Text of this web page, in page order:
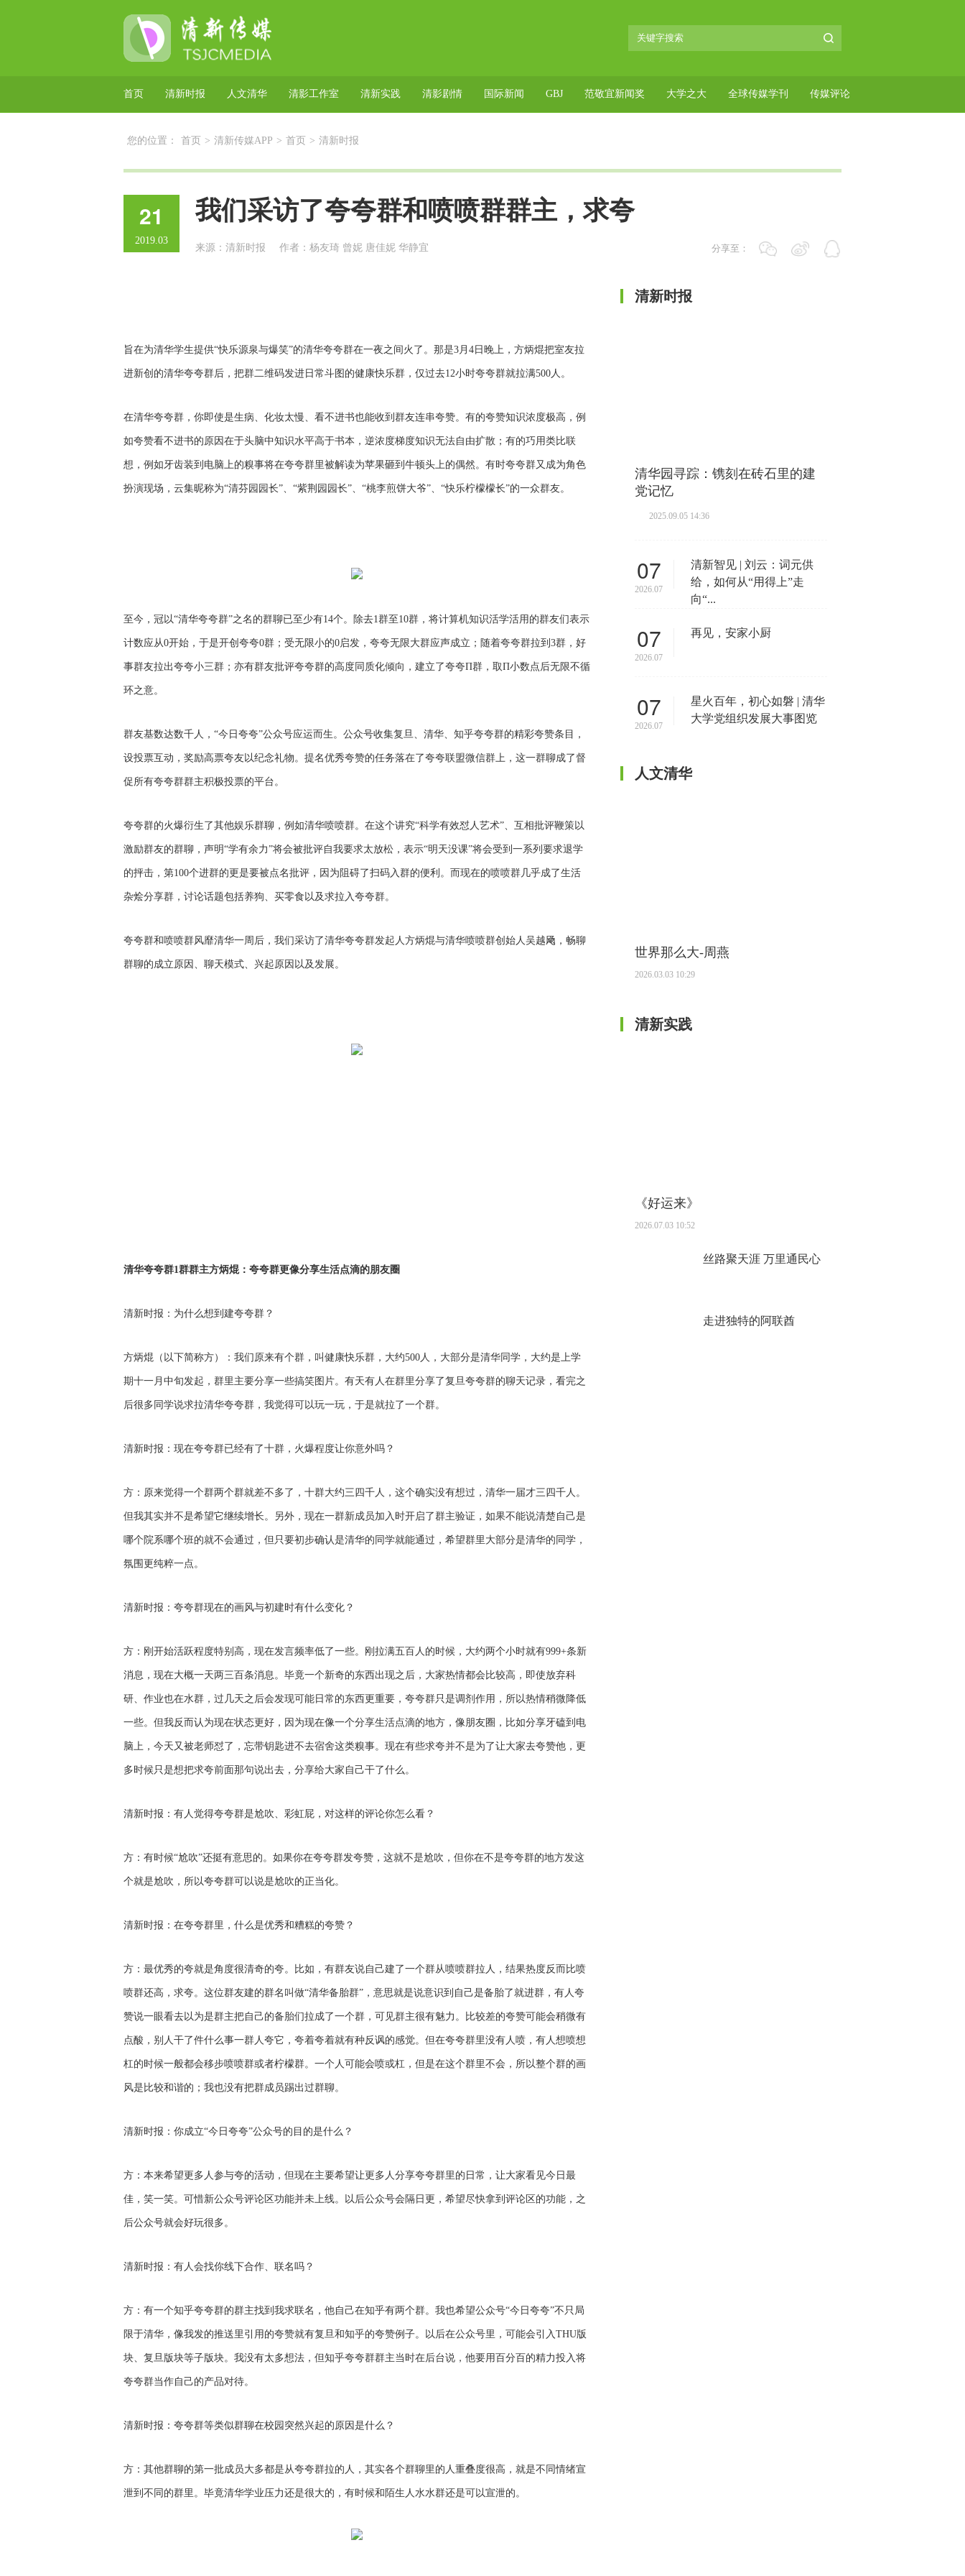
首页 清新时报 人文清华 清影工作室 清新实践 清影剧情 国际新闻 GBJ 范敬宜新闻奖 大学之大 全球传媒学刊 传媒评论
您的位置： 首页 > 清新传媒APP > 首页 > 清新时报
21
2019.03
我们采访了夸夸群和喷喷群群主，求夸
来源：清新时报 作者：杨友琦 曾妮 唐佳妮 华静宜 分享至：
旨在为清华学生提供“快乐源泉与爆笑”的清华夸夸群在一夜之间火了。那是3月4日晚上，方炳焜把室友拉
进新创的清华夸夸群后，把群二维码发进日常斗图的健康快乐群，仅过去12小时夸夸群就拉满500人。
在清华夸夸群，你即使是生病、化妆太慢、看不进书也能收到群友连串夸赞。有的夸赞知识浓度极高，例
如夸赞看不进书的原因在于头脑中知识水平高于书本，逆浓度梯度知识无法自由扩散；有的巧用类比联
想，例如牙齿装到电脑上的糗事将在夸夸群里被解读为苹果砸到牛顿头上的偶然。有时夸夸群又成为角色
扮演现场，云集昵称为“清芬园园长”、“紫荆园园长”、“桃李煎饼大爷”、“快乐柠檬檬长”的一众群友。
至今，冠以“清华夸夸群”之名的群聊已至少有14个。除去1群至10群，将计算机知识活学活用的群友们表示
计数应从0开始，于是开创夸夸0群；受无限小的0启发，夸夸无限大群应声成立；随着夸夸群拉到3群，好
事群友拉出夸夸小三群；亦有群友批评夸夸群的高度同质化倾向，建立了夸夸Π群，取Π小数点后无限不循
环之意。
群友基数达数千人，“今日夸夸”公众号应运而生。公众号收集复旦、清华、知乎夸夸群的精彩夸赞条目，
设投票互动，奖励高票夸友以纪念礼物。提名优秀夸赞的任务落在了夸夸联盟微信群上，这一群聊成了督
促所有夸夸群群主积极投票的平台。
夸夸群的火爆衍生了其他娱乐群聊，例如清华喷喷群。在这个讲究“科学有效怼人艺术”、互相批评鞭策以
激励群友的群聊，声明“学有余力”将会被批评自我要求太放松，表示“明天没课”将会受到一系列要求退学
的抨击，第100个进群的更是要被点名批评，因为阻碍了扫码入群的便利。而现在的喷喷群几乎成了生活
杂烩分享群，讨论话题包括养狗、买零食以及求拉入夸夸群。
夸夸群和喷喷群风靡清华一周后，我们采访了清华夸夸群发起人方炳焜与清华喷喷群创始人吴越飏，畅聊
群聊的成立原因、聊天模式、兴起原因以及发展。
清华夸夸群1群群主方炳焜：夸夸群更像分享生活点滴的朋友圈
清新时报：为什么想到建夸夸群？
方炳焜（以下简称方）：我们原来有个群，叫健康快乐群，大约500人，大部分是清华同学，大约是上学
期十一月中旬发起，群里主要分享一些搞笑图片。有天有人在群里分享了复旦夸夸群的聊天记录，看完之
后很多同学说求拉清华夸夸群，我觉得可以玩一玩，于是就拉了一个群。
清新时报：现在夸夸群已经有了十群，火爆程度让你意外吗？
方：原来觉得一个群两个群就差不多了，十群大约三四千人，这个确实没有想过，清华一届才三四千人。
但我其实并不是希望它继续增长。另外，现在一群新成员加入时开启了群主验证，如果不能说清楚自己是
哪个院系哪个班的就不会通过，但只要初步确认是清华的同学就能通过，希望群里大部分是清华的同学，
氛围更纯粹一点。
清新时报：夸夸群现在的画风与初建时有什么变化？
方：刚开始活跃程度特别高，现在发言频率低了一些。刚拉满五百人的时候，大约两个小时就有999+条新
消息，现在大概一天两三百条消息。毕竟一个新奇的东西出现之后，大家热情都会比较高，即使放弃科
研、作业也在水群，过几天之后会发现可能日常的东西更重要，夸夸群只是调剂作用，所以热情稍微降低
一些。但我反而认为现在状态更好，因为现在像一个分享生活点滴的地方，像朋友圈，比如分享牙磕到电
脑上，今天又被老师怼了，忘带钥匙进不去宿舍这类糗事。现在有些求夸并不是为了让大家去夸赞他，更
多时候只是想把求夸前面那句说出去，分享给大家自己干了什么。
清新时报：有人觉得夸夸群是尬吹、彩虹屁，对这样的评论你怎么看？
方：有时候“尬吹”还挺有意思的。如果你在夸夸群发夸赞，这就不是尬吹，但你在不是夸夸群的地方发这
个就是尬吹，所以夸夸群可以说是尬吹的正当化。
清新时报：在夸夸群里，什么是优秀和糟糕的夸赞？
方：最优秀的夸就是角度很清奇的夸。比如，有群友说自己建了一个群从喷喷群拉人，结果热度反而比喷
喷群还高，求夸。这位群友建的群名叫做“清华备胎群”，意思就是说意识到自己是备胎了就进群，有人夸
赞说一眼看去以为是群主把自己的备胎们拉成了一个群，可见群主很有魅力。比较差的夸赞可能会稍微有
点酸，别人干了件什么事一群人夸它，夸着夸着就有种反讽的感觉。但在夸夸群里没有人喷，有人想喷想
杠的时候一般都会移步喷喷群或者柠檬群。一个人可能会喷或杠，但是在这个群里不会，所以整个群的画
风是比较和谐的；我也没有把群成员踢出过群聊。
清新时报：你成立“今日夸夸”公众号的目的是什么？
方：本来希望更多人参与夸的活动，但现在主要希望让更多人分享夸夸群里的日常，让大家看见今日最
佳，笑一笑。可惜新公众号评论区功能并未上线。以后公众号会隔日更，希望尽快拿到评论区的功能，之
后公众号就会好玩很多。
清新时报：有人会找你线下合作、联名吗？
方：有一个知乎夸夸群的群主找到我求联名，他自己在知乎有两个群。我也希望公众号“今日夸夸”不只局
限于清华，像我发的推送里引用的夸赞就有复旦和知乎的夸赞例子。以后在公众号里，可能会引入THU版
块、复旦版块等子版块。我没有太多想法，但知乎夸夸群群主当时在后台说，他要用百分百的精力投入将
夸夸群当作自己的产品对待。
清新时报：夸夸群等类似群聊在校园突然兴起的原因是什么？
方：其他群聊的第一批成员大多都是从夸夸群拉的人，其实各个群聊里的人重叠度很高，就是不同情绪宣
泄到不同的群里。毕竟清华学业压力还是很大的，有时候和陌生人水水群还是可以宣泄的。
清新时报
清华园寻踪：镌刻在砖石里的建
党记忆
2025.09.05 14:36
07
2026.07
清新智见 | 刘云：词元供
给，如何从“用得上”走
向“...
07
2026.07
再见，安家小厨
07
2026.07
星火百年，初心如磐 | 清华
大学党组织发展大事图览
人文清华
世界那么大-周燕
2026.03.03 10:29
清新实践
《好运来》
2026.07.03 10:52
丝路聚天涯 万里通民心
走进独特的阿联酋